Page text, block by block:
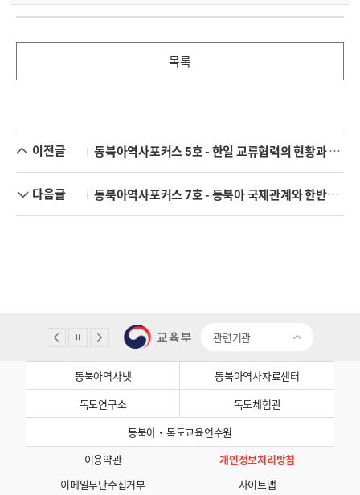
목록
이전글 동북아역사포커스 5호 - 한일 교류협력의 현황과 전망
다음글 동북아역사포커스 7호 - 동북아 국제관계와 한반도 / 한중 관계 갈등·교류·협력
관련기관
동북아역사넷
동북아역사자료센터
독도연구소
독도체험관
동북아·독도교육연수원
이용약관
개인정보처리방침
이메일무단수집거부
사이트맵